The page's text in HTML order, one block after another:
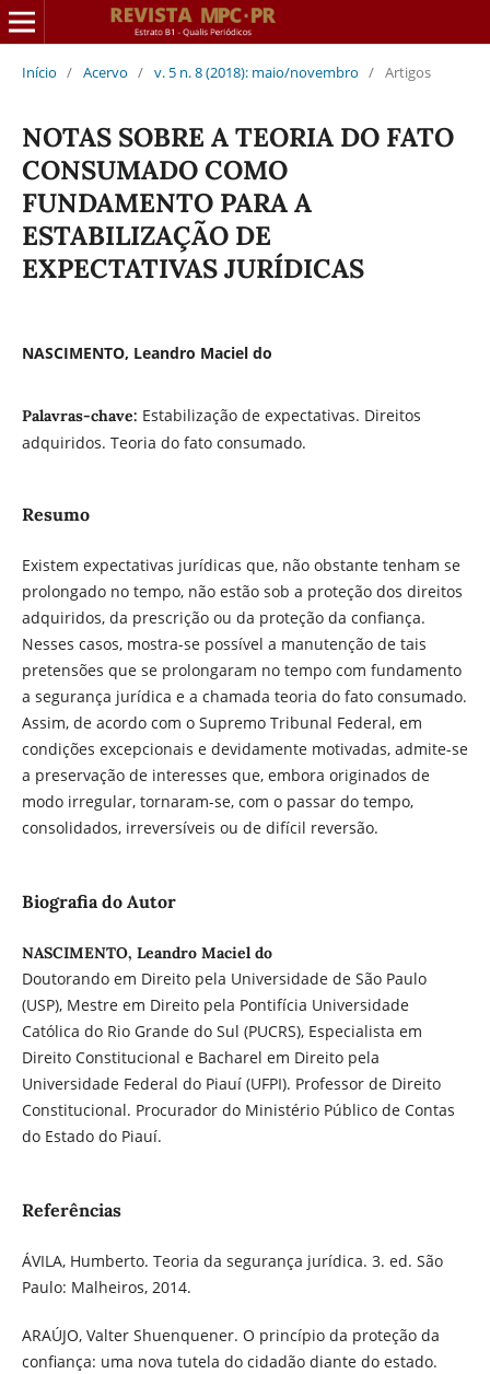
Início / Acervo / v. 5 n. 8 (2018): maio/novembro / Artigos
NOTAS SOBRE A TEORIA DO FATO
CONSUMADO COMO
FUNDAMENTO PARA A
ESTABILIZAÇÃO DE
EXPECTATIVAS JURÍDICAS
NASCIMENTO, Leandro Maciel do
Palavras-chave: Estabilização de expectativas. Direitos
adquiridos. Teoria do fato consumado.
Resumo
Existem expectativas jurídicas que, não obstante tenham se
prolongado no tempo, não estão sob a proteção dos direitos
adquiridos, da prescrição ou da proteção da confiança.
Nesses casos, mostra-se possível a manutenção de tais
pretensões que se prolongaram no tempo com fundamento
a segurança jurídica e a chamada teoria do fato consumado.
Assim, de acordo com o Supremo Tribunal Federal, em
condições excepcionais e devidamente motivadas, admite-se
a preservação de interesses que, embora originados de
modo irregular, tornaram-se, com o passar do tempo,
consolidados, irreversíveis ou de difícil reversão.
Biografia do Autor
NASCIMENTO, Leandro Maciel do
Doutorando em Direito pela Universidade de São Paulo
(USP), Mestre em Direito pela Pontifícia Universidade
Católica do Rio Grande do Sul (PUCRS), Especialista em
Direito Constitucional e Bacharel em Direito pela
Universidade Federal do Piauí (UFPI). Professor de Direito
Constitucional. Procurador do Ministério Público de Contas
do Estado do Piauí.
Referências
ÁVILA, Humberto. Teoria da segurança jurídica. 3. ed. São
Paulo: Malheiros, 2014.
ARAÚJO, Valter Shuenquener. O princípio da proteção da
confiança: uma nova tutela do cidadão diante do estado.